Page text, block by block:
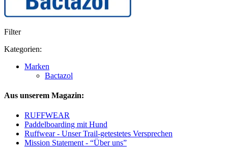
Filter
Kategorien:
Marken
Bactazol
Aus unserem Magazin:
RUFFWEAR
Paddelboarding mit Hund
Ruffwear - Unser Trail-getestetes Versprechen
Mission Statement - “Über uns”